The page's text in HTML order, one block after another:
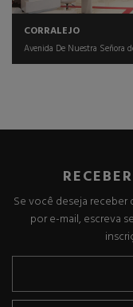
CORRALEJO
Avenida De Nuestra Señora
Se você deseja
por e-mail, escreva